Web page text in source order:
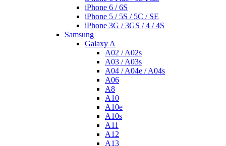
iPhone 6 / 6S
iPhone 5 / 5S / 5C / SE
iPhone 3G / 3GS / 4 / 4S
Samsung
Galaxy A
A02 / A02s
A03 / A03s
A04 / A04e / A04s
A06
A8
A10
A10e
A10s
A11
A12
A13